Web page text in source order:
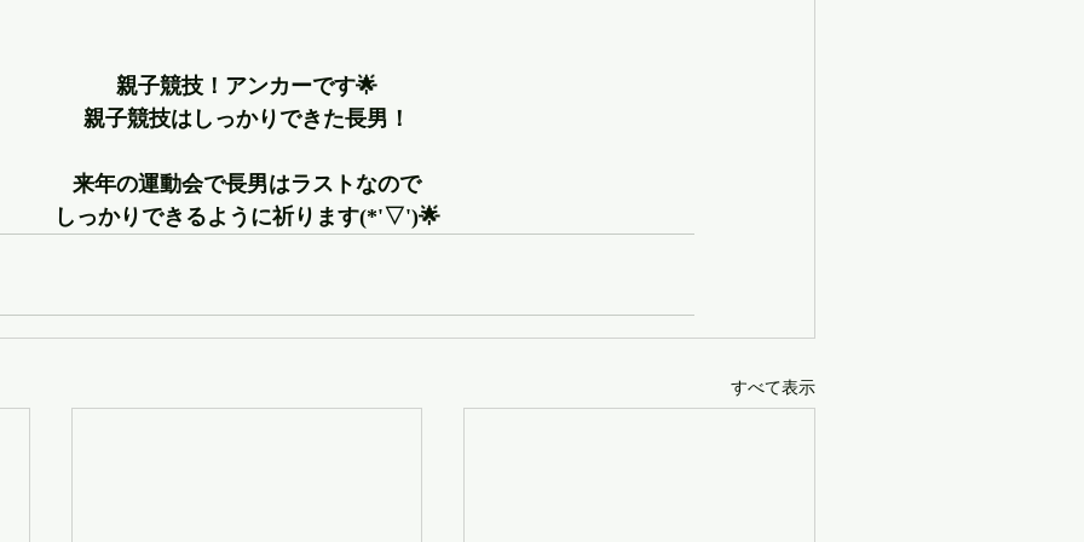
親子競技！アンカーです🌟
親子競技はしっかりできた長男！
来年の運動会で長男はラストなので
しっかりできるように祈ります(*'▽')🌟
すべて表示